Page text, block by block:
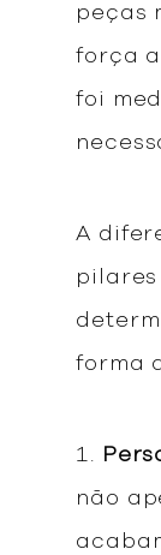
peças
força
foi
A
forma
não